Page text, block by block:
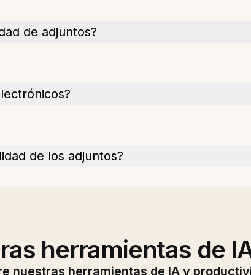
de adjuntos?
de los adjuntos?
herramientas de
nuestras herramientas de IA y